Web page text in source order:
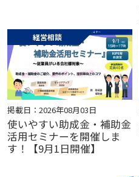
経営相談
掲載日：2026年08月03日
使いやすい助成金・補助金
活用セミナーを開催しま
す！【9月1日開催】